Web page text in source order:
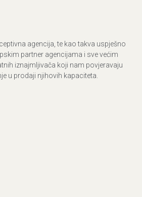
agencija, te kao takva uspješno
partner agencijama i sve većim
iznajmljivača koji nam povjeravaju
u prodaji njihovih kapaciteta.